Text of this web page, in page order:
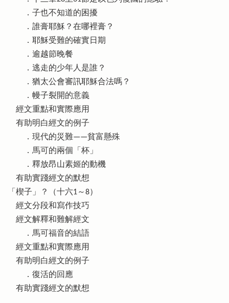
．子也不知道的困擾
．誰膏耶穌？在哪裡膏？
．耶穌受難的確實日期
．逾越節晚餐
．逃走的少年人是誰？
．猶太公會審訊耶穌合法嗎？
．幔子裂開的意義
經文重點和實際應用
有助明白經文的例子
．現代的災難——貧富懸殊
．馬可的兩個「杯」
．釋放昂山素姬的動機
有助實踐經文的默想
「楔子」？（十六1～8）
經文分段和寫作技巧
經文解釋和難解經文
．馬可福音的結語
經文重點和實際應用
有助明白經文的例子
．復活的回應
有助實踐經文的默想